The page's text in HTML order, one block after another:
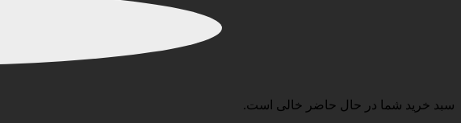
سبد خرید شما در حال حاضر خالی است.